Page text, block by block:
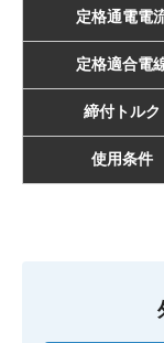
定格通電電
定格適合電
締付トルク
使用条件